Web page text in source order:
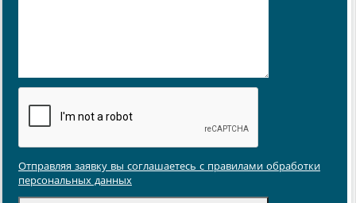
Отправляя заявку вы соглашаетесь с правилами обработки
персональных данных